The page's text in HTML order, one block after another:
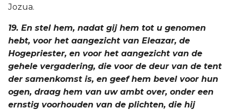
Jozua.
19. En stel hem, nadat gij hem tot u genomen
hebt, voor het aangezicht van Eleazar, de
Hogepriester, en voor het aangezicht van de
gehele vergadering, die voor de deur van de tent
der samenkomst is, en geef hem bevel voor hun
ogen, draag hem van uw ambt over, onder een
ernstig voorhouden van de plichten, die hij